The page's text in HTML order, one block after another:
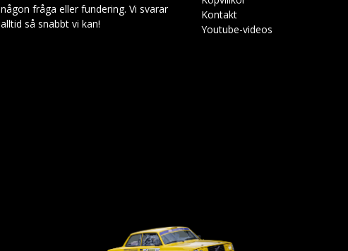
någon fråga eller fundering. Vi svarar
alltid så snabbt vi kan!
Kontakt
Youtube-videos